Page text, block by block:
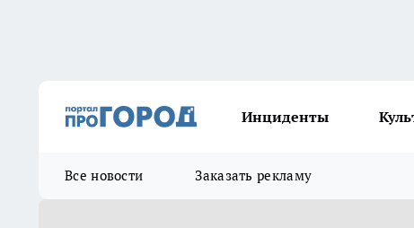
Инциденты
Все новости Заказать рекламу